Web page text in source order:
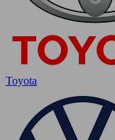
Toyota